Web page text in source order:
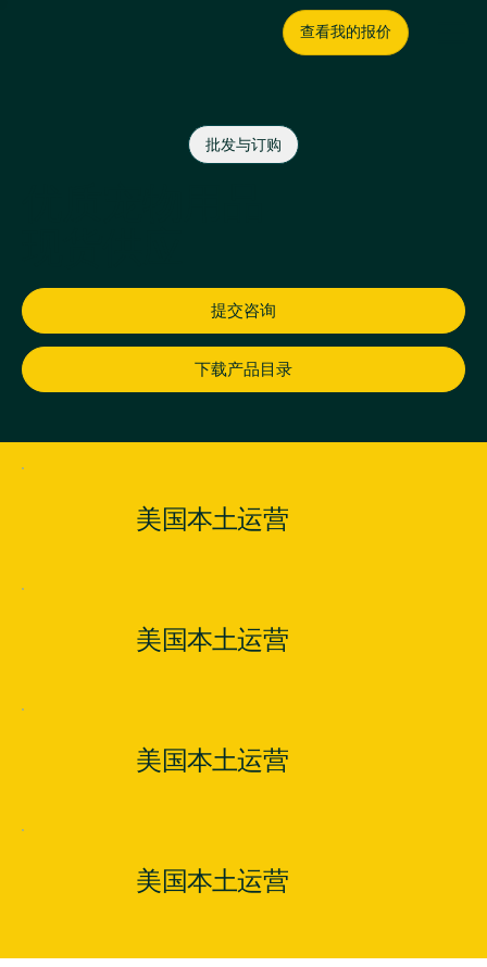
查看我的报价
批发与订购
提交咨询
下载产品目录
美国本土运营
美国本土运营
美国本土运营
美国本土运营